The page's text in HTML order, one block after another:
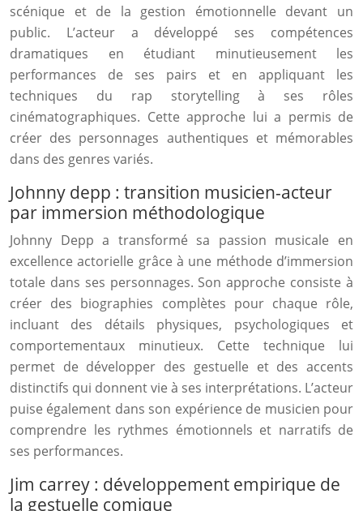
scénique et de la gestion émotionnelle devant un
public. L’acteur a développé ses compétences
dramatiques en étudiant minutieusement les
performances de ses pairs et en appliquant les
techniques du rap storytelling à ses rôles
cinématographiques. Cette approche lui a permis de
créer des personnages authentiques et mémorables
dans des genres variés.
Johnny depp : transition musicien-acteur
par immersion méthodologique
Johnny Depp a transformé sa passion musicale en
excellence actorielle grâce à une méthode d’immersion
totale dans ses personnages. Son approche consiste à
créer des biographies complètes pour chaque rôle,
incluant des détails physiques, psychologiques et
comportementaux minutieux. Cette technique lui
permet de développer des gestuelle et des accents
distinctifs qui donnent vie à ses interprétations. L’acteur
puise également dans son expérience de musicien pour
comprendre les rythmes émotionnels et narratifs de
ses performances.
Jim carrey : développement empirique de
la gestuelle comique